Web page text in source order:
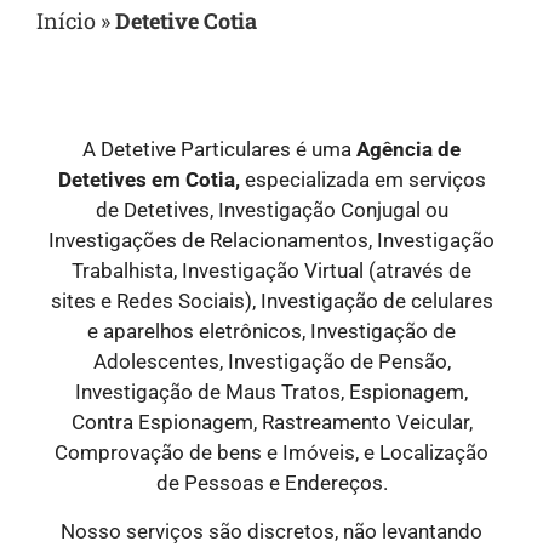
Início »Detetive Cotia
A Detetive Particulares é uma Agência de
Detetives em Cotia,especializada em serviços
de Detetives, Investigação Conjugal ou
Investigações de Relacionamentos, Investigação
Trabalhista, Investigação Virtual (através de
sites e Redes Sociais), Investigação de celulares
e aparelhos eletrônicos, Investigação de
Adolescentes, Investigação de Pensão,
Investigação de Maus Tratos, Espionagem,
Contra Espionagem, Rastreamento Veicular,
Comprovação de bens e Imóveis, e Localização
de Pessoas e Endereços.
Nosso serviços são discretos, não levantando